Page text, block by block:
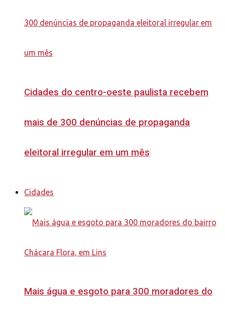
Cidades do centro-oeste paulista recebem
mais de 300 denúncias de propaganda
eleitoral irregular em um mês
Cidades
Mais água e esgoto para 300 moradores do